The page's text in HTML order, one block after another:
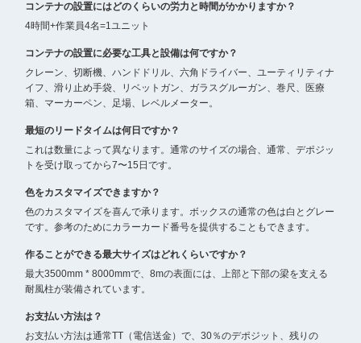
コンテナの設置にはどのくらいの労力と時間がかかりますか？
4時間+作業員4名=1ユニット
コンテナの設置に必要な工具と設備は何ですか？
クレーン、切断機、ハンドドリル、六角ドライバー、ユーティリティナ
イフ、滑り止め手袋、リベットガン、ガラスグルーガン、巻尺、医療
箱、マーカーペン、足場、レベルメーター。
最短のリードタイムは何日ですか？
これは数量によって異なります。通常のサイズの場合、通常、デポジッ
トを受け取ってから7〜15日です。
色をカスタマイズできますか？
色のカスタマイズを喜んで承ります。ボックスの通常の色は白とグレー
です。参考のためにカラーカード番号を提供することもできます。
作ることができる最大サイズはどれくらいですか？
最大3500mm * 8000mmで、8mの表面には、上部と下部の梁を支える
耐風柱が装備されています。
お支払い方法は？
お支払い方法は通常TT（電信送金）で、30％のデポジット、残りの